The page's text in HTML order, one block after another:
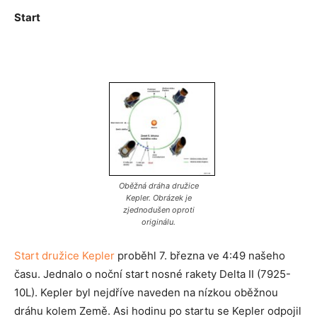
Start
Oběžná dráha družice
Kepler. Obrázek je
zjednodušen oproti
originálu.
Start družice Kepler proběhl 7. března ve 4:49 našeho
času. Jednalo o noční start nosné rakety Delta II (7925-
10L). Kepler byl nejdříve naveden na nízkou oběžnou
dráhu kolem Země. Asi hodinu po startu se Kepler odpojil